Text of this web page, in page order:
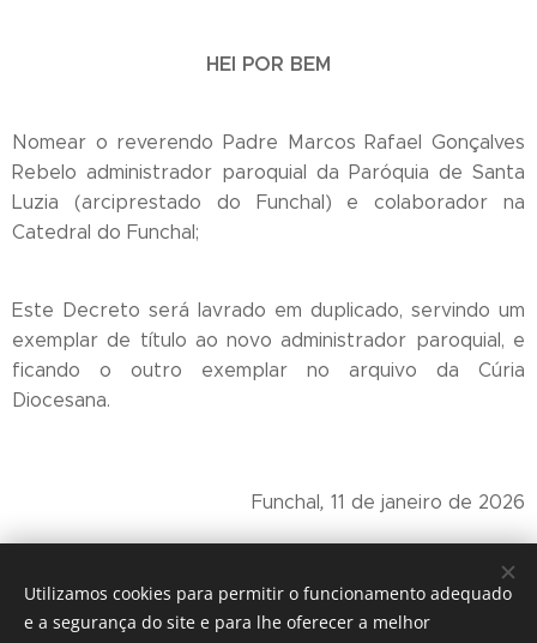
HEI POR BEM
Nomear o reverendo Padre Marcos Rafael Gonçalves
Rebelo administrador paroquial da Paróquia de Santa
Luzia (arciprestado do Funchal) e colaborador na
Catedral do Funchal;
Este Decreto será lavrado em duplicado, servindo um
exemplar de título ao novo administrador paroquial, e
ficando o outro exemplar no arquivo da Cúria
Diocesana.
Funchal , 11 de janeiro de 2026
Utilizamos cookies para permitir o funcionamento adequado
e a segurança do site e para lhe oferecer a melhor